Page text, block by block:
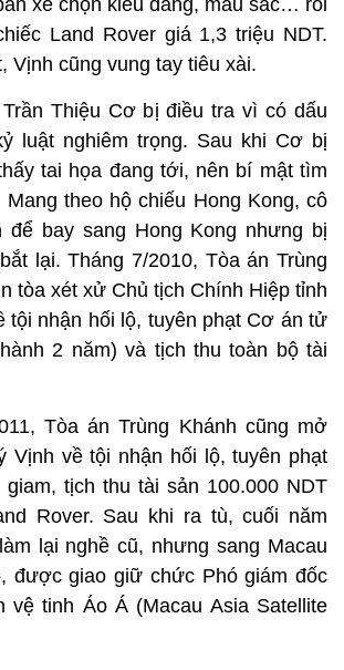
xe chọn kiểu dáng, màu sắc… rồi
Land Rover giá 1,3 triệu NDT.
Vịnh cũng vung tay tiêu xài.
Thiệu Cơ bị điều tra vì có dấu
luật nghiêm trọng. Sau khi Cơ bị
tai họa đang tới, nên bí mật tìm
theo hộ chiếu Hong Kong, cô
để bay sang Hong Kong nhưng bị
lại. Tháng 7/2010, Tòa án Trùng
tòa xét xử Chủ tịch Chính Hiệp tỉnh
tội nhận hối lộ, tuyên phạt Cơ án tử
2 năm) và tịch thu toàn bộ tài
Tòa án Trùng Khánh cũng mở
Vịnh về tội nhận hối lộ, tuyên phạt
tịch thu tài sản 100.000 NDT
Rover. Sau khi ra tù, cuối năm
lại nghề cũ, nhưng sang Macau
được giao giữ chức Phó giám đốc
vệ tinh Áo Á (Macau Asia Satellite